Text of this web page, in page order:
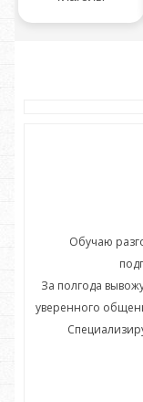
Обучаю
За полгода
уверенного